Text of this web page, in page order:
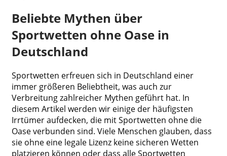
Beliebte Mythen über
Sportwetten ohne Oase in
Deutschland
Sportwetten erfreuen sich in Deutschland einer
immer größeren Beliebtheit, was auch zur
Verbreitung zahlreicher Mythen geführt hat. In
diesem Artikel werden wir einige der häufigsten
Irrtümer aufdecken, die mit Sportwetten ohne die
Oase verbunden sind. Viele Menschen glauben, dass
sie ohne eine legale Lizenz keine sicheren Wetten
platzieren können oder dass alle Sportwetten